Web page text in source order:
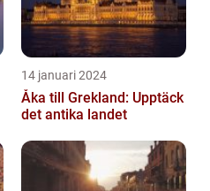
14 januari 2024
Åka till Grekland: Upptäck
det antika landet